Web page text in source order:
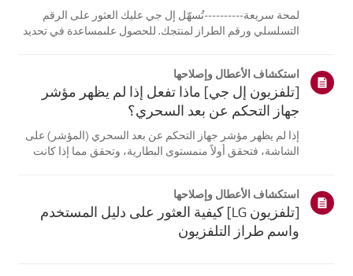
لمحة سريعة----------تُسهّل إل جي عليك العثور على الرقم
التسلسلي ورقم الطراز لمنتجك. للحصول علىمساعدة في تحديد
تختلف الصور أو ا...
استكشاف الأعطال وإصلاحها
[تلفزيون إل جي] ماذا تفعل إذا لم يظهر مؤشر
جهاز التحكم عن بعد السحري؟
إذا لم يظهر مؤشر جهاز التحكم عن بعد السحري (المؤشر) على
الشاشة، فتحقق أولاً منمستوى البطارية، وتحقق مما إذا كانت
التلفزيون. أعد تسج...
استكشاف الأعطال وإصلاحها
[تلفزيون LG] كيفية العثور على دليل المستخدم
واسم طراز التلفزيون